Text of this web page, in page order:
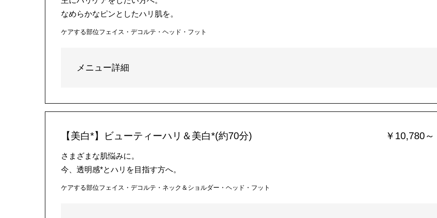
なめらかなピンとしたハリ肌を。
ケアする部位フェイス・デコルテ・ヘッド・フット
メニュー詳細
【美白*】ビューティーハリ＆美白*(約70分) ￥10,780～
さまざまな肌悩みに。
今、透明感*とハリを目指す方へ。
ケアする部位フェイス・デコルテ・ネック＆ショルダー・ヘッド・フット